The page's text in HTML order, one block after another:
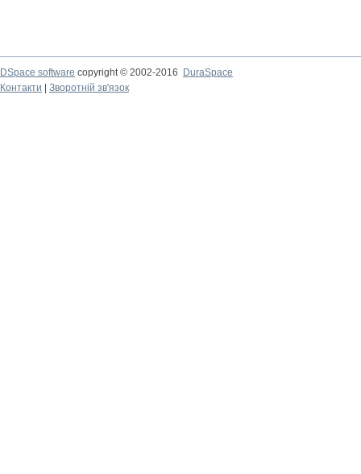
DSpace software copyright © 2002-2016
DuraSpace
Контакти
Зворотній зв'язок